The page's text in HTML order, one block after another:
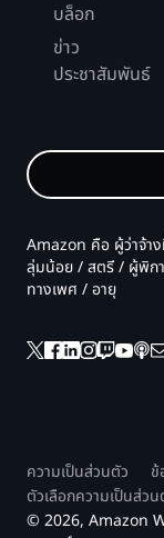
บล็อก
ข่าว
ประชาสัมพันธ์
Amazon คือ ผู้ว่าจ้า
ลุ่มน้อย / สตรี / ผู้พิก
ทางเพศ / อายุ
ความเป็นส่วนตัว
ข้
ตัวเลือกความเป็นส่ว
© 2026, Amazon